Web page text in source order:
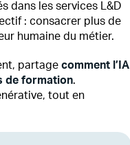
dans les services L&D
: consacrer plus de
humaine du métier.
partage comment l’IA
de formation.
tout en